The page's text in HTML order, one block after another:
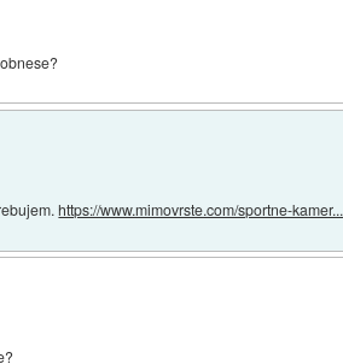
https://www.mimovrste.com/sportne-kamer...